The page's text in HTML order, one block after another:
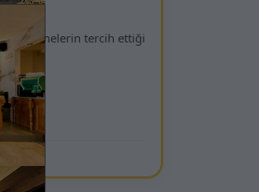
ve işletmelerin tercih ettiği